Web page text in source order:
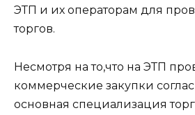
ЭТП и их операторам для
торгов.
Несмотря на то,что на ЭТП
коммерческие закупки
основная специализация